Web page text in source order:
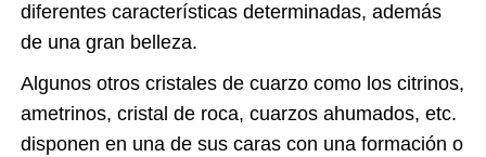
diferentes características determinadas, además
de una gran belleza.
Algunos otros cristales de cuarzo como los citrinos,
ametrinos, cristal de roca, cuarzos ahumados, etc.
disponen en una de sus caras con una formación o